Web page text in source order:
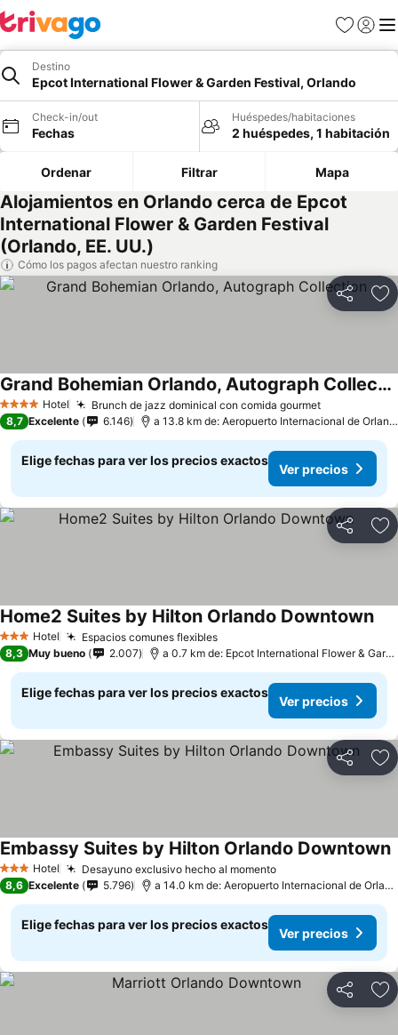
Favoritos
Iniciar
Destino
Epcot International Flower & Garden Festival, Orlando
Check-in/out
Fechas
Huéspedes/habitaciones
2 huéspedes, 1 habitación
Ordenar Filtrar Mapa
Alojamientos en Orlando cerca de Epcot
International Flower & Garden Festival
(Orlando, EE. UU.)
Cómo los pagos afectan nuestro ranking
Compartir
4 EstrellasHotel Brunch de jazz dominical con comida gourmet
Grand Bohemian Orlando, Autograph Collection
8,7 Excelente 6.146 a 13.8 km de: Aeropuerto Internacional de Orlando
Elige fechas para ver los precios exactos
Ver precios
Compartir
3 Estrellas
Hotel Espacios comunes flexibles
Home2 Suites by Hilton Orlando Downtown
8,3 Muy bueno 2.007 a 0.7 km de: Epcot International Flower & Garden Festival
Elige fechas para ver los precios exactos
Ver precios
Compartir
3 Estrellas
Hotel Desayuno exclusivo hecho al momento
Embassy Suites by Hilton Orlando Downtown
8,6 Excelente 5.796 a 14.0 km de: Aeropuerto Internacional de Orlando
Elige fechas para ver los precios exactos
Ver precios
Compartir